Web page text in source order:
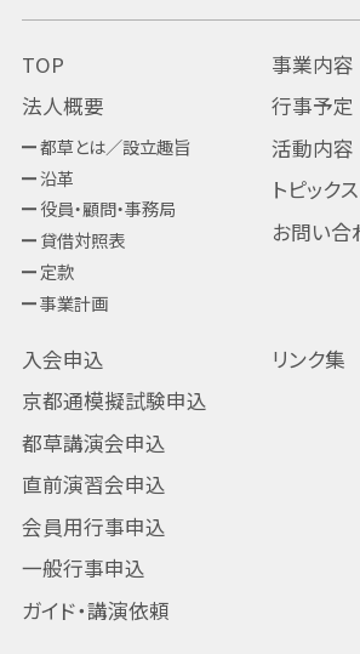
TOP
法人概要
都草とは／設立趣旨
沿革
役員・顧問・事務局
貸借対照表
定款
事業計画
事業内容
行事予定
活動内容
トピックス
お問い合
入会申込
京都通模擬試験申込
都草講演会申込
直前演習会申込
会員用行事申込
一般行事申込
ガイド・講演依頼
リンク集